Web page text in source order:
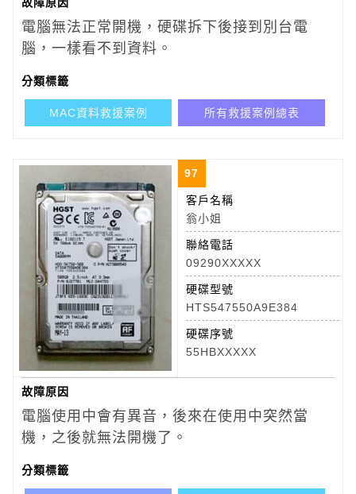
電腦無法正常開機，硬碟拆下後接到別台電
腦，一樣看不到資料。
分類標籤
MAC資料救援案例 所有救援案例總表
97
客戶名稱
翁小姐
聯絡電話
09290XXXXX
硬碟型號
HTS547550A9E384
硬碟序號
55HBXXXXX
故障原因
電腦使用中會有異音，後來在使用中突然當
機，之後就無法開機了。
分類標籤